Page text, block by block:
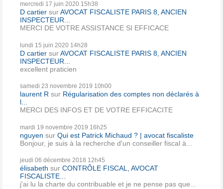
mercredi 17 juin 2020 15h38
D cartier surAVOCAT FISCALISTE PARIS 8, ANCIEN
INSPECTEUR...
MERCI DE VOTRE ASSISTANCE SI EFFICACE
lundi 15 juin 2020 14h28
D cartier surAVOCAT FISCALISTE PARIS 8, ANCIEN
INSPECTEUR...
excellent praticien
samedi 23 novembre 2019 10h00
laurent R sur Régularisation des comptes non déclarés à
l...
MERCI DES INFOS ET DE VOTRE EFFICACITE
mardi 19 novembre 2019 16h25
nguyen sur Qui est Patrick Michaud ? | avocat fiscaliste
Bonjour, je suis à la recherche d'un conseiller fiscal à...
jeudi 06 décembre 2018 12h45
élisabeth sur CONTRÔLE FISCAL, AVOCAT
FISCALISTE...
j'ai lu la charte du contribuable et je ne pense pas que...